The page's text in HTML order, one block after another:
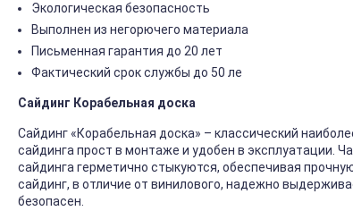
Экологическая безопасность
Выполнен из негорючего материала
Письменная гарантия до 20 лет
Фактический срок службы до 50 ле
Сайдинг Корабельная доска
Сайдинг «Корабельная доска» – классический
сайдинга прост в монтаже и удобен в эксплуатации.
сайдинга герметично стыкуются, обеспечивая
сайдинг, в отличие от винилового, надежно
безопасен.